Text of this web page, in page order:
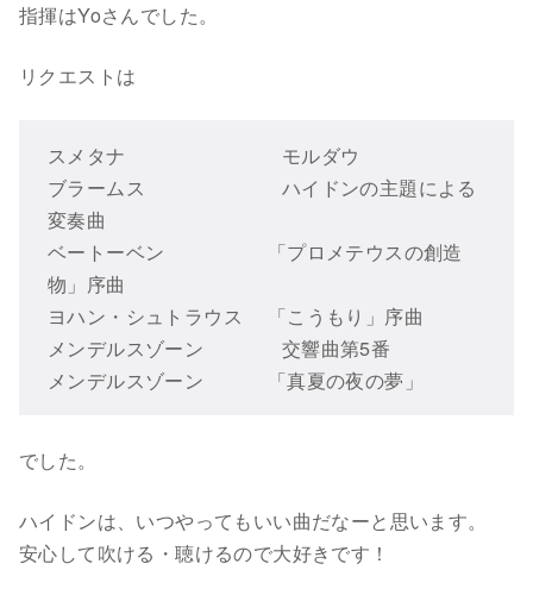
指揮はYoさんでした。
リクエストは
スメタナ モルダウ
ブラームス ハイドンの主題による
変奏曲
ベートーベン 「プロメテウスの創造
物」序曲
ヨハン・シュトラウス 「こうもり」序曲
メンデルスゾーン 交響曲第5番
メンデルスゾーン 「真夏の夜の夢」
でした。
ハイドンは、いつやってもいい曲だなーと思います。
安心して吹ける・聴けるので大好きです！